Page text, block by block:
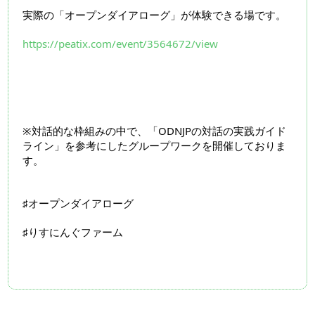
実際の「オープンダイアローグ」が体験できる場です。
https://peatix.com/event/3564672/view
※対話的な枠組みの中で、「ODNJPの対話の実践ガイド
ライン」を参考にしたグループワークを開催しておりま
す。
♯オープンダイアローグ
♯りすにんぐファーム